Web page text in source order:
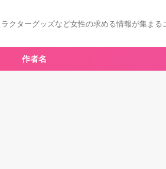
クターグッズなど女性の求める情報が集まる
作者名